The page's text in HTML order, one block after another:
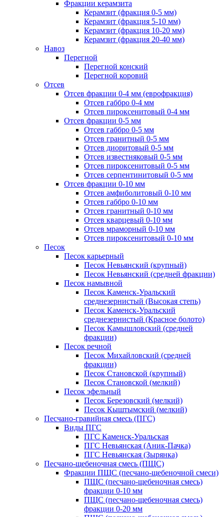
Фракции керамзита
Керамзит (фракция 0-5 мм)
Керамзит (фракция 5-10 мм)
Керамзит (фракция 10-20 мм)
Керамзит (фракция 20-40 мм)
Навоз
Перегной
Перегной конский
Перегной коровий
Отсев
Отсев фракции 0-4 мм (еврофракция)
Отсев габбро 0-4 мм
Отсев пироксенитовый 0-4 мм
Отсев фракции 0-5 мм
Отсев габбро 0-5 мм
Отсев гранитный 0-5 мм
Отсев диоритовый 0-5 мм
Отсев известняковый 0-5 мм
Отсев пироксенитовый 0-5 мм
Отсев серпентинитовый 0-5 мм
Отсев фракции 0-10 мм
Отсев амфиболитовый 0-10 мм
Отсев габбро 0-10 мм
Отсев гранитный 0-10 мм
Отсев кварцевый 0-10 мм
Отсев мраморный 0-10 мм
Отсев пироксенитовый 0-10 мм
Песок
Песок карьерный
Песок Невьянский (крупный)
Песок Невьянский (средней фракции)
Песок намывной
Песок Каменск-Уральский
среднезернистый (Высокая степь)
Песок Каменск-Уральский
среднезернистый (Красное болото)
Песок Камышловский (средней
фракции)
Песок речной
Песок Михайловский (средней
фракции)
Песок Становской (крупный)
Песок Становской (мелкий)
Песок эфельный
Песок Березовский (мелкий)
Песок Кыштымский (мелкий)
Песчано-гравийная смесь (ПГС)
Виды ПГС
ПГС Каменск-Уральская
ПГС Невьянская (Аник-Пачка)
ПГС Невьянская (Зырянка)
Песчано-щебеночная смесь (ПЩС)
Фракции ПЩС (песчано-щебеночной смеси)
ПЩС (песчано-щебеночная смесь)
фракции 0-10 мм
ПЩС (песчано-щебеночная смесь)
фракции 0-20 мм